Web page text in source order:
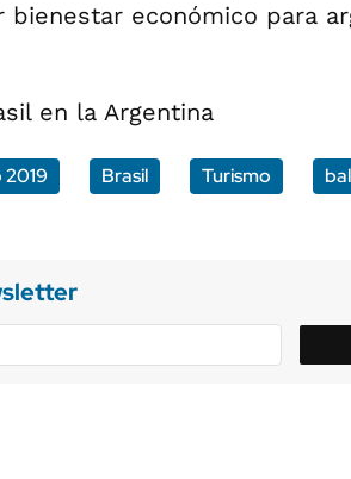
bienestar económico para
en la Argentina
2019 Brasil Turismo